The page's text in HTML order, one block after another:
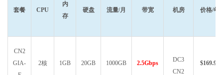
套餐 CPU
内
存
硬盘 流量/月 带宽 机房 价格/年
CN2
GIA-
2核 1GB 20GB 1000GB 2.5Gbps
DC3
CN2
$169.99